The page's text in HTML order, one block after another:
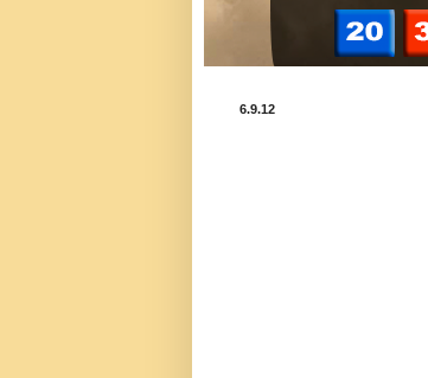
6.9.12